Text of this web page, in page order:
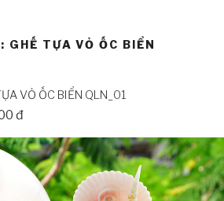
GHẾ TỰA VỎ ỐC BIỂN
VỎ ỐC BIỂN QLN_01
đ